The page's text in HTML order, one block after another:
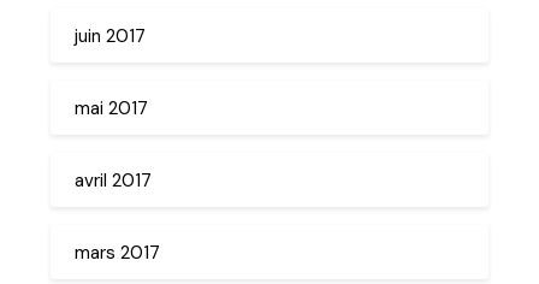
juin 2017
mai 2017
avril 2017
mars 2017